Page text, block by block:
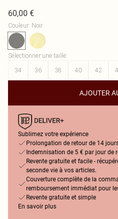
60,00 €
Couleur: Noir
Sélectionner une taille:
34
36 38 40 42
AJOUTER
Sublimez votre expérience
Prolongation de retour de 14
Indemnisation de 5 € par jour de
Revente gratuite et facile -
seconde vie à vos articles.
Couverture complète de la
remboursement immédiat pour
Revente gratuite et simple
En savoir plus